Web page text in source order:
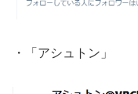
・「アシュトン」